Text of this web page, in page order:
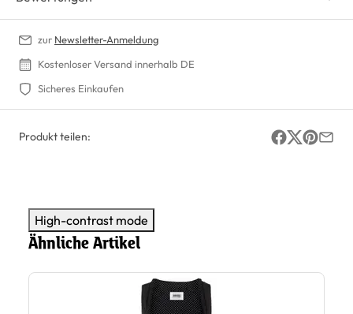
zur Newsletter-Anmeldung
Kostenloser Versand innerhalb DE
Sicheres Einkaufen
Produkt teilen:
High-contrast mode
Ähnliche Artikel